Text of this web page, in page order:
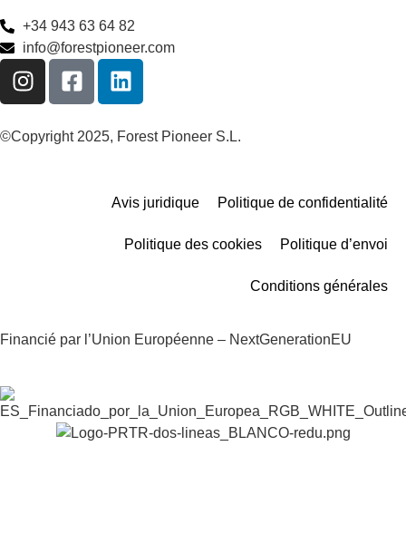
+34 943 63 64 82
info@forestpioneer.com
©Copyright 2025, Forest Pioneer S.L.
Avis juridique Politique de confidentialité
Politique des cookies Politique d’envoi
Conditions générales
Financié par l’Union Européenne – NextGenerationEU